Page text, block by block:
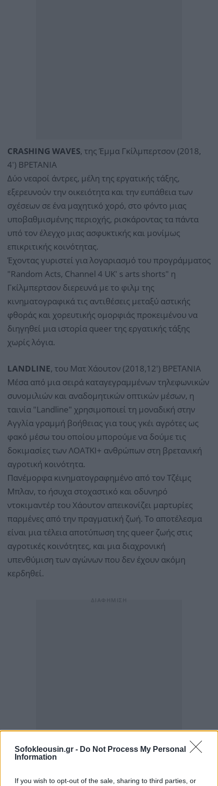
Sofokleousin.gr - Do Not Process My Personal
Information
If you wish to opt-out of the sale, sharing to third parties, or
CRASHING WAVES, της Έμμα Γκίλμπερτσον (2018,
4') ΒΡΕΤΑΝΙΑ
Δύο νεαροί άντρες, μέλη της εργατικής τάξης,
εξερευνούν την οικειότητα και την ευπάθεια των
σχέσεων σε ένα μαχητικό χορό, στο φόντο μιας
υποβαθμισμένης περιοχής, ρισκάροντας τα πάντα
υπό τον έλεγχο μιας ασφυκτικής και μονίμως
επικριτικής κοινότητας.
Έχοντας γυριστεί για λογαριασμό του προγράμματος
"Random Acts, Channel 4 UK' s arts shorts" η
Γκίλμπερτσον διερευνά με το φιλμ της
κινηματογραφικά τις αντιθέσεις μεταξύ αστικής
φθοράς και χορευτικής ομορφιάς προκειμένου να
διηγηθεί μια ιστορία queer της εργατικής τάξης
χωρίς λόγια.
LANDLINE, του Ματ Χάουτον (2018,12') ΒΡΕΤΑΝΙΑ
Μέσα από μια σειρά καταγεγραμμένων τηλεφωνικών
συνομιλιών και αναδομητικών οπτικών μέσων, η
ταινία "Landline" χρησιμοποιεί τη μοναδική στην
Αγγλία γραμμή βοήθειας για τους γκέι αγρότες ως
φακό μέσω του οποίου μπορούμε να δούμε τις
δοκιμασίες των ΛΟΑΤΚΙ+ ανθρώπων στη βρετανική
αγροτική κοινότητα.
Πανέμορφα κινηματογραφημένο από τον Τζέιμς
Μπλαν, το ήσυχα στοχαστικό και οδυνηρό
ντοκιμαντέρ του Χάουτον απεικονίζει μαρτυρίες
παρμένες από την πραγματική ζωή. Το αποτέλεσμα
είναι μια τέλεια αποτύπωση της queer ζωής στις
αγροτικές κοινότητες, και μια διαχρονική
υπενθύμιση των αγώνων που δεν έχουν ακόμη
κερδηθεί.